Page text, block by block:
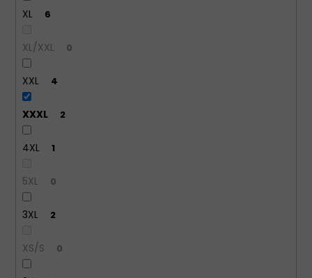
XL 6
XL/XXL 0
XXL 4
XXXL 2
4XL 1
5XL 0
3XL 2
XS/S 0